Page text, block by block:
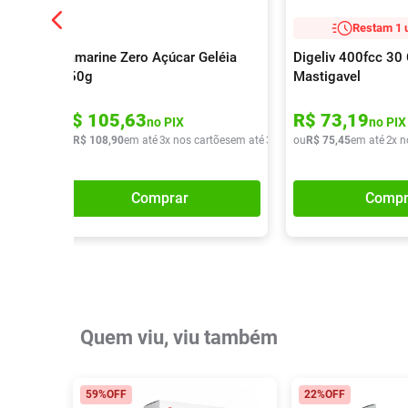
Tamarine Zero Açúcar Geléia
250g
R$ 105,63no PIX
R$ 108,90em até3x nos cartõesem até3 R$ 36 ,30
Comprar
Restam 1
Digeliv 400fcc 30
Mastigavel
R$ 73,19no PIX
ou R$ 75,45em até2x
Quem viu, viu também
59%OFF 22%OFF